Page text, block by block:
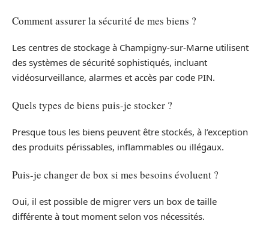
Comment assurer la sécurité de mes biens ?
Les centres de stockage à Champigny-sur-Marne utilisent
des systèmes de sécurité sophistiqués, incluant
vidéosurveillance, alarmes et accès par code PIN.
Quels types de biens puis-je stocker ?
Presque tous les biens peuvent être stockés, à l’exception
des produits périssables, inflammables ou illégaux.
Puis-je changer de box si mes besoins évoluent ?
Oui, il est possible de migrer vers un box de taille
différente à tout moment selon vos nécessités.